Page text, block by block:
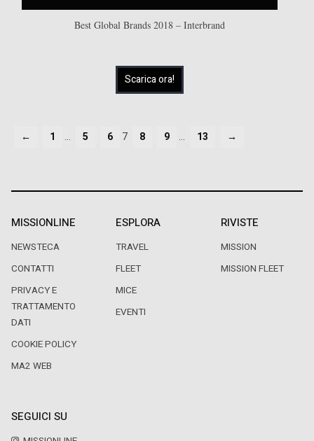
Best Global Brands 2018 – Interbrand
Scarica ora!
← 1 … 5 6 7 8 9 … 13 →
MISSIONLINE
NEWSTECA
CONTATTI
PRIVACY E
TRATTAMENTO
DATI
COOKIE POLICY
MA2 WEB
ESPLORA
TRAVEL
FLEET
MICE
EVENTI
RIVISTE
MISSION
MISSION FLEET
SEGUICI SU